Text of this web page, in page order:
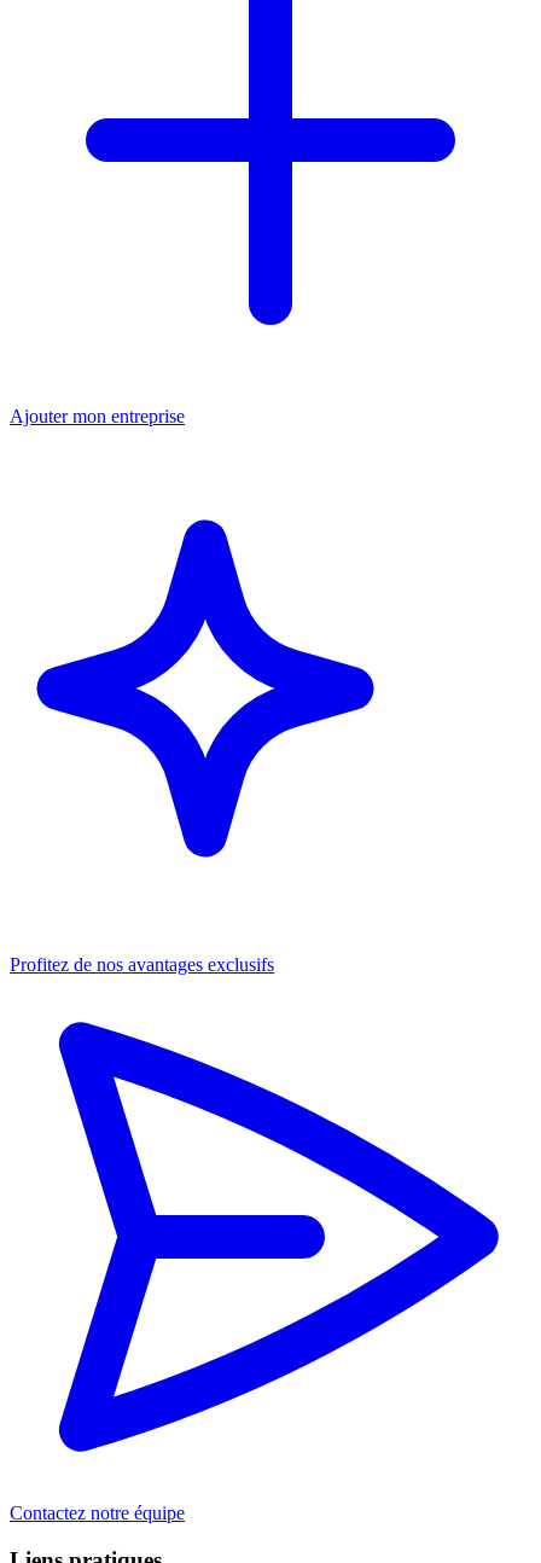
Ajouter mon entreprise
Profitez de nos avantages exclusifs
Contactez notre équipe